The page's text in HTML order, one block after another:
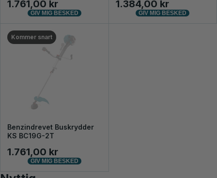
1.761,00 kr
GIV MIG BESKED
1.384,00 kr
GIV MIG BESKED
Kommer snart
Benzindrevet Buskrydder
KS BC19G-2T
1.761,00 kr
GIV MIG BESKED